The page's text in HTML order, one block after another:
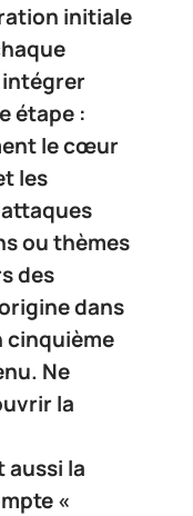
initiale
étape :
le cœur
les
ou thèmes
des
dans
cinquième
Ne
la
aussi la
«